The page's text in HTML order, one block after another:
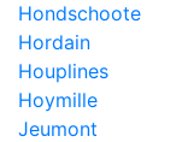
Hondschoote
Hordain
Houplines
Hoymille
Jeumont